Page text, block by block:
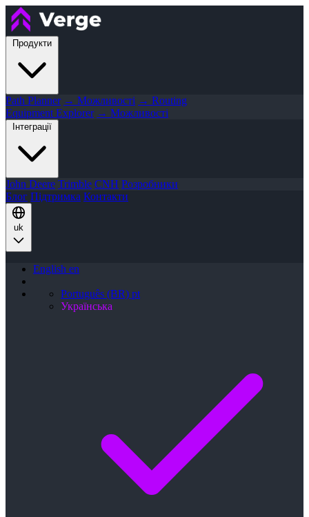
Продукти
Path Planner → Можливості → Routing
Equipment Explorer → Можливості
Інтеграції
John Deere Trimble CNH Розробники
Блог Підтримка Контакти
uk
English en
Português (BR) pt
Українська